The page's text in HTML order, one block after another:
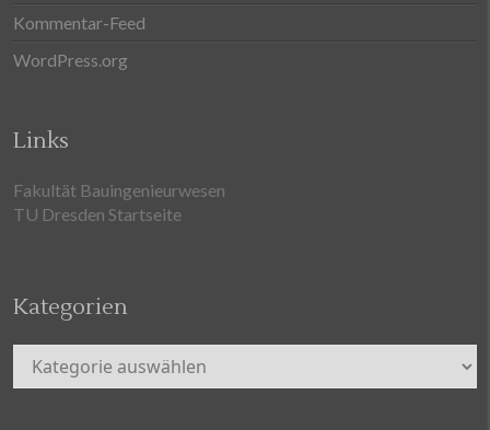
Kommentar-Feed
WordPress.org
Links
Fakultät Bauingenieurwesen
TU Dresden Startseite
Kategorien
Kategorien